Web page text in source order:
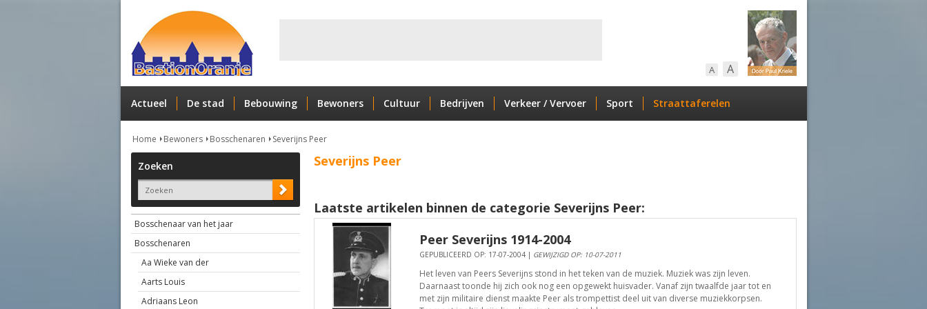
A A
Actueel De stad Bebouwing Bewoners Cultuur Bedrijven Verkeer / Vervoer Sport Straattaferelen
Home Bewoners Bosschenaren Severijns Peer
Zoeken
Bosschenaar van het jaar
Bosschenaren
Aa Wieke van der
Aarts Louis
Adriaans Leon
Severijns Peer
Laatste artikelen binnen de categorie Severijns Peer:
Peer Severijns 1914-2004
GEPUBLICEERD OP: 17-07-2004 | GEWIJZIGD OP: 10-07-2011
Het leven van Peers Severijns stond in het teken van de muziek. Muziek was zijn leven.
Daarnaast toonde hij zich ook nog een opgewekt huisvader. Vanaf zijn twaalfde jaar tot en
met zijn militaire dienst maakte Peer als trompettist deel uit van diverse muziekkorpsen.